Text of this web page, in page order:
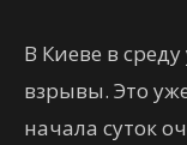
В Киеве в
взрывы. Это
начала суток